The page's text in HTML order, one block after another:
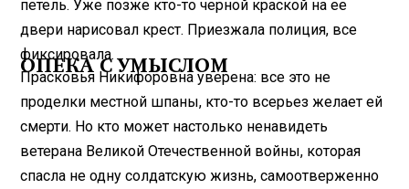
петель. Уже позже кто-то черной краской на ее
двери нарисовал крест. Приезжала полиция, все
фиксировала.
ОПЕКА С УМЫСЛОМ
Прасковья Никифоровна уверена: все это не
проделки местной шпаны, кто-то всерьез желает ей
смерти. Но кто может настолько ненавидеть
ветерана Великой Отечественной войны, которая
спасла не одну солдатскую жизнь, самоотверженно